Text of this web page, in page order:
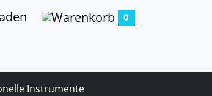
0
Instrumente